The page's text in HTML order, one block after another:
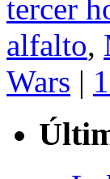
tercer
alfalto,
Wars |